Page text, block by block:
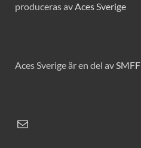
produceras avAces Sverige
Aces Sverige är en del avSMFF